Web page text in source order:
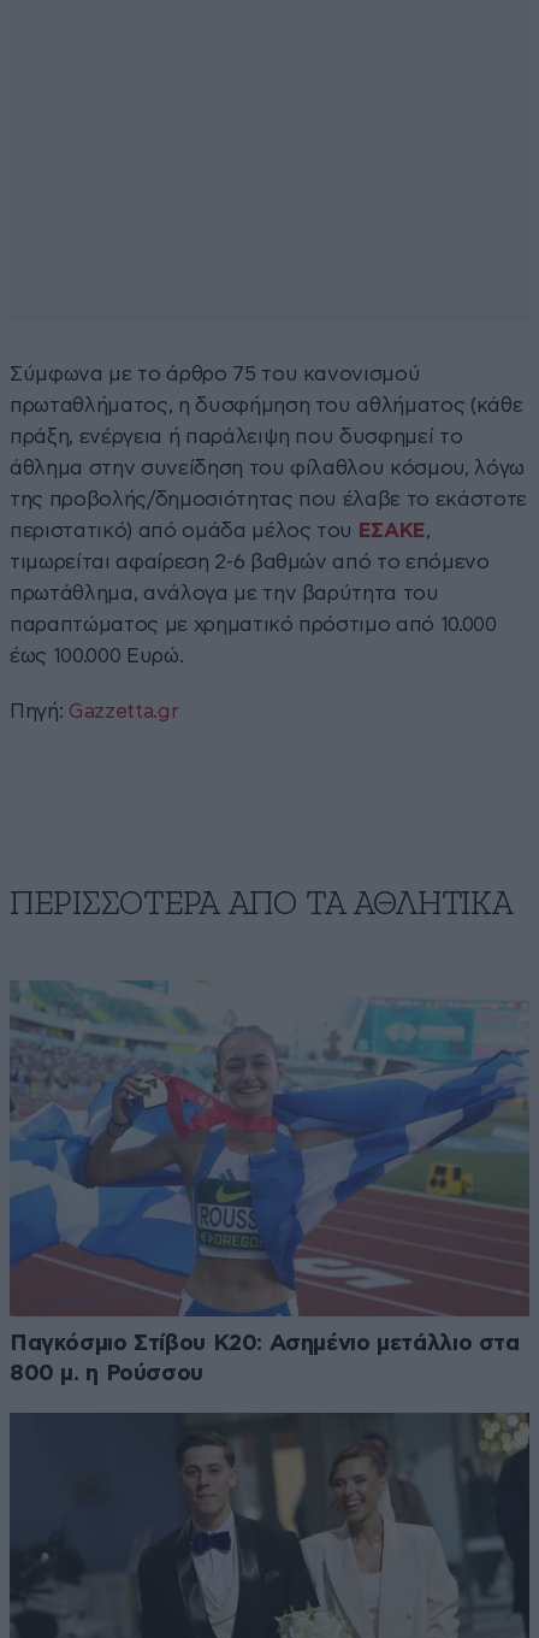
Σύμφωνα με το άρθρο 75 του κανονισμού
πρωταθλήματος, η δυσφήμηση του αθλήματος (κάθε
πράξη, ενέργεια ή παράλειψη που δυσφημεί το
άθλημα στην συνείδηση του φίλαθλου κόσμου, λόγω
της προβολής/δημοσιότητας που έλαβε το εκάστοτε
περιστατικό) από ομάδα μέλος του ΕΣΑΚΕ,
τιμωρείται αφαίρεση 2-6 βαθμών από το επόμενο
πρωτάθλημα, ανάλογα με την βαρύτητα του
παραπτώματος με χρηματικό πρόστιμο από 10.000
έως 100.000 Ευρώ.
Πηγή: Gazzetta.gr
ΠΕΡΙΣΣΟΤΕΡΑ ΑΠΟ ΤA ΑΘΛΗΤΙΚΑ
Παγκόσμιο Στίβου Κ20: Ασημένιο μετάλλιο στα
800 μ. η Ρούσσου